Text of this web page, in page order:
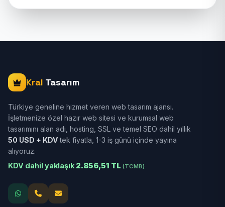
Kral Tasarım
Türkiye geneline hizmet veren web tasarım ajansı.
İşletmenize özel hazır web sitesi ve kurumsal web
tasarımını alan adı, hosting, SSL ve temel SEO dahil yıllık
50 USD + KDVtek fiyatla, 1-3 iş günü içinde yayına
alıyoruz.
KDV dahil yaklaşık 2.856,51 TL (TCMB)